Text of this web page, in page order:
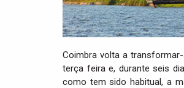
Coimbra volta a
terça feira e, durante seis
como tem sido habitual, a